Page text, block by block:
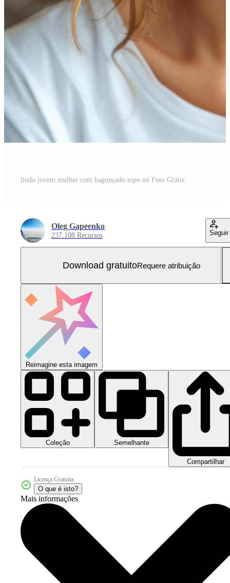
lindo jovem mulher com bagunçado topo nó Foto Grátis
Oleg Gapeenko
237.108 Recursos Seguir
Download gratuitoRequere atribuição
Reimagine esta imagem
Coleção Semelhante
Compartilhar
Licença Gratuita
O que é isto?
Mais informações